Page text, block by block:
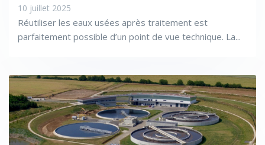
10 juillet 2025
Réutiliser les eaux usées après traitement est
parfaitement possible d’un point de vue technique. La...